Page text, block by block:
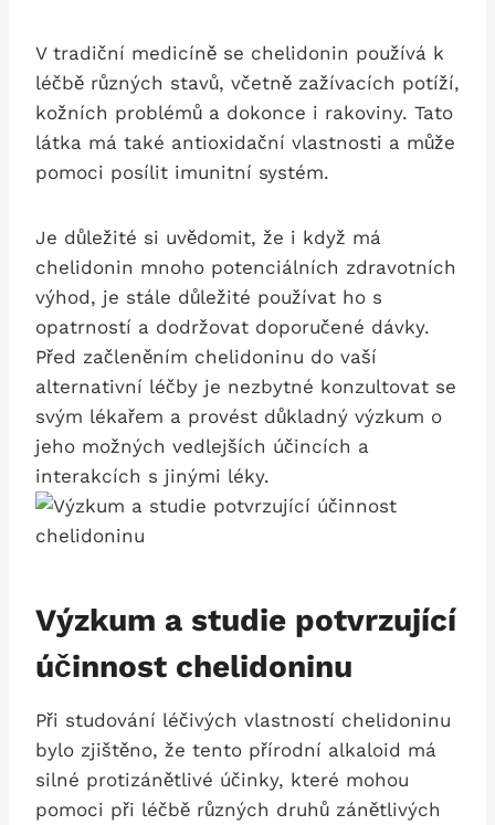
V tradiční ⁣medicíně se chelidonin ​používá k
léčbě různých stavů, včetně zažívacích potíží,
kožních problémů a dokonce i rakoviny. Tato
látka​ má také ‌antioxidační vlastnosti a může
pomoci posílit‌ imunitní systém.
Je ⁣důležité si uvědomit, že i když⁢ má
chelidonin mnoho potenciálních zdravotních
‌výhod, je stále důležité používat ho s
opatrností a dodržovat doporučené⁢ dávky.
Před začleněním chelidoninu⁢ do vaší
alternativní léčby je nezbytné konzultovat se
svým lékařem a provést důkladný výzkum o
jeho možných vedlejších⁣ účincích ‌a
interakcích s‌ jinými léky.
Výzkum a⁣ studie ‌potvrzující
účinnost chelidoninu
Při​ studování⁣ léčivých vlastností chelidoninu
bylo zjištěno,‍ že tento přírodní alkaloid má
silné protizánětlivé účinky, které⁣ mohou
pomoci při léčbě různých druhů zánětlivých